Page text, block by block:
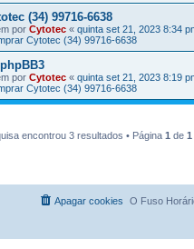
(34) 99716-6638
por Cytotec « quinta set 21, 2023 8:34
Cytotec (34) 99716-6638
por Cytotec « quinta set 21, 2023 8:19
Cytotec (34) 99716-6638
encontrou 3 resultados • Página 1 de 1
O Fuso
Apagar cookies